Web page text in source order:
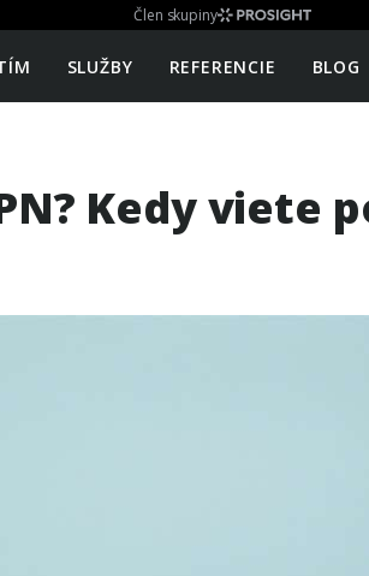
Člen skupiny
SLUŽBY REFERENCIE BLOG
Kedy viete